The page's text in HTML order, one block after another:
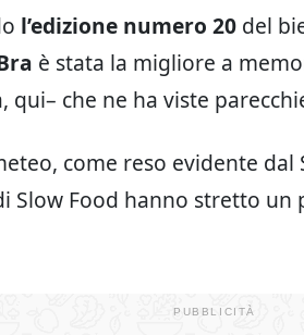
l’edizione numero 20 del
è stata la migliore a
qui– che ne ha viste
come reso evidente dal
Slow Food hanno stretto un